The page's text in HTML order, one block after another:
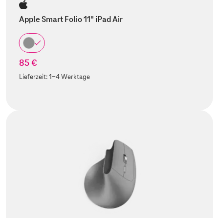
Apple Smart Folio 11" iPad Air
85 €
Lieferzeit:1-4 Werktage